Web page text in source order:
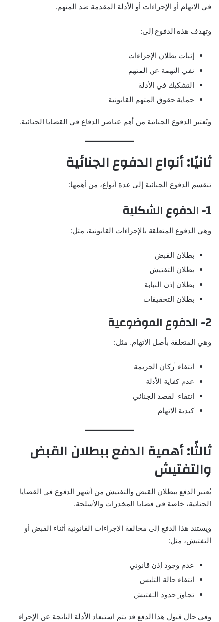
في الاتهام أو الإجراءات أو الأدلة المقدمة ضد المتهم.
وتهدف هذه الدفوع إلى:
إثبات بطلان الإجراءات
نفي التهمة عن المتهم
التشكيك في الأدلة
حماية حقوق المتهم القانونية
وتُعتبر الدفوع الجنائية من أهم عناصر الدفاع في القضايا الجنائية.
ثانيًا: أنواع الدفوع الجنائية
تنقسم الدفوع الجنائية إلى عدة أنواع، من أهمها:
1- الدفوع الشكلية
وهي الدفوع المتعلقة بالإجراءات القانونية، مثل:
بطلان القبض
بطلان التفتيش
بطلان إذن النيابة
بطلان التحقيقات
2- الدفوع الموضوعية
وهي المتعلقة بأصل الاتهام، مثل:
انتفاء أركان الجريمة
عدم كفاية الأدلة
انتفاء القصد الجنائي
كيدية الاتهام
ثالثًا: أهمية الدفع ببطلان القبض
والتفتيش
يُعتبر الدفع ببطلان القبض والتفتيش من أشهر الدفوع في القضايا
الجنائية، خاصة في قضايا المخدرات والأسلحة.
ويستند هذا الدفع إلى مخالفة الإجراءات القانونية أثناء القبض أو
التفتيش، مثل:
عدم وجود إذن قانوني
انتفاء حالة التلبس
تجاوز حدود التفتيش
وفي حال قبول هذا الدفع قد يتم استبعاد الأدلة الناتجة عن الإجراء